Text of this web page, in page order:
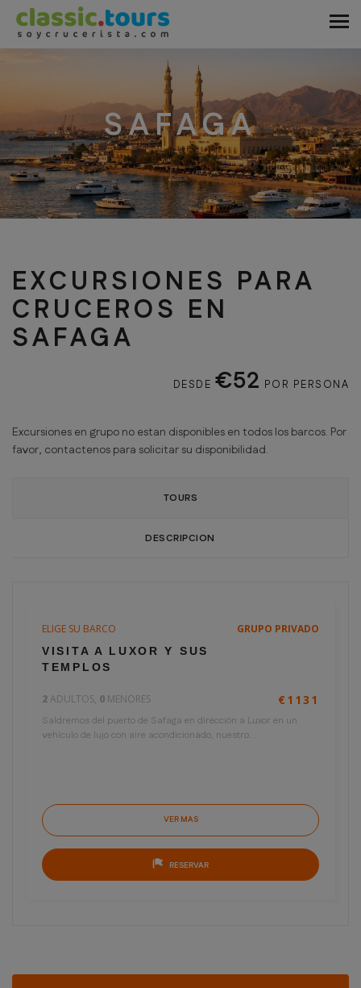
SAFAGA
EXCURSIONES PARA
CRUCEROS EN
SAFAGA
DESDE €52 POR PERSONA
Excursiones en grupo no estan disponibles en todos los barcos. Por
favor, contactenos para solicitar su disponibilidad.
TOURS
DESCRIPCION
12 horas
GRUPO PRIVADO
ELIGE SU BARCO
VISITA A LUXOR Y SUS
TEMPLOS
2ADULTOS, 0 MENORES €1131
Saldremos del puerto de Safaga en dirección a Luxor en un
vehículo de lujo con aire acondicionado, nuestro...
VER MAS
RESERVAR